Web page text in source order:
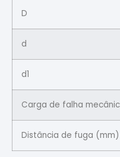
D
d
d1
Carga de falha
Distância de fuga (mm)